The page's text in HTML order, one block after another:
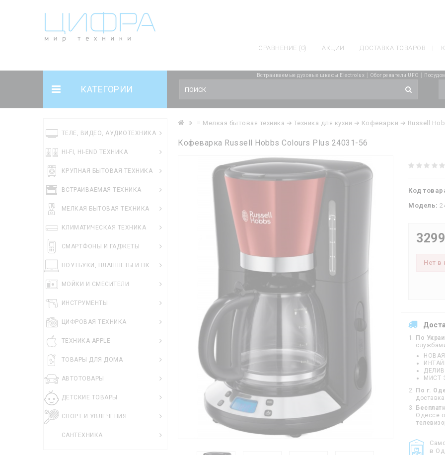
СРАВНЕНИЕ (0) АКЦИИ ДОСТАВКА ТОВАРОВ
КАТЕГОРИИ
Встраиваемые духовые шкафы Electrolux Обогреватели UFO
ТЕЛЕ, ВИДЕО, АУДИОТЕХНИКА
HI-FI, HI-END ТЕХНИКА
КРУПНАЯ БЫТОВАЯ ТЕХНИКА
ВСТРАИВАЕМАЯ ТЕХНИКА
МЕЛКАЯ БЫТОВАЯ ТЕХНИКА
КЛИМАТИЧЕСКАЯ ТЕХНИКА
СМАРТФОНЫ И ГАДЖЕТЫ
НОУТБУКИ, ПЛАНШЕТЫ И ПК
МОЙКИ И СМЕСИТЕЛИ
ИНСТРУМЕНТЫ
ЦИФРОВАЯ ТЕХНИКА
ТЕХНИКА APPLE
ТОВАРЫ ДЛЯ ДОМА
АВТОТОВАРЫ
ДЕТСКИЕ ТОВАРЫ
СПОРТ И УВЛЕЧЕНИЯ
САНТЕХНИКА
≡ Мелкая бытовая техника ➔ Техника для кухни ➔ Кофеварки ➔ Russell
Кофеварка Russell Hobbs Colours Plus 24031-56
Код
Модель:
Нет в
По
МИСТ
По г.
доставка
Одессе
в